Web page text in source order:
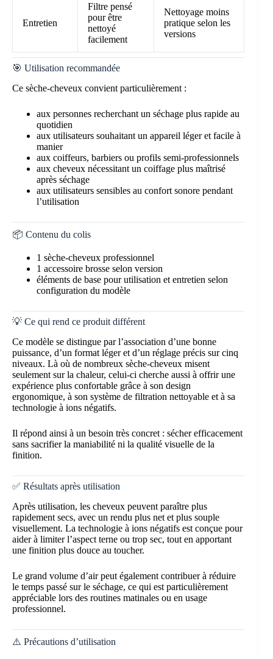
Entretien
Filtre pensé
pour être
nettoyé
facilement
Nettoyage moins
pratique selon les
versions
🎯 Utilisation recommandée
Ce sèche-cheveux convient particulièrement :
aux personnes recherchant un séchage plus rapide au
quotidien
aux utilisateurs souhaitant un appareil léger et facile à
manier
aux coiffeurs, barbiers ou profils semi-professionnels
aux cheveux nécessitant un coiffage plus maîtrisé
après séchage
aux utilisateurs sensibles au confort sonore pendant
l’utilisation
📦 Contenu du colis
1 sèche-cheveux professionnel
1 accessoire brosse selon version
éléments de base pour utilisation et entretien selon
configuration du modèle
💡 Ce qui rend ce produit différent
Ce modèle se distingue par l’association d’une bonne
puissance, d’un format léger et d’un réglage précis sur cinq
niveaux. Là où de nombreux sèche-cheveux misent
seulement sur la chaleur, celui-ci cherche aussi à offrir une
expérience plus confortable grâce à son design
ergonomique, à son système de filtration nettoyable et à sa
technologie à ions négatifs.
Il répond ainsi à un besoin très concret : sécher efficacement
sans sacrifier la maniabilité ni la qualité visuelle de la
finition.
✅ Résultats après utilisation
Après utilisation, les cheveux peuvent paraître plus
rapidement secs, avec un rendu plus net et plus souple
visuellement. La technologie à ions négatifs est conçue pour
aider à limiter l’aspect terne ou trop sec, tout en apportant
une finition plus douce au toucher.
Le grand volume d’air peut également contribuer à réduire
le temps passé sur le séchage, ce qui est particulièrement
appréciable lors des routines matinales ou en usage
professionnel.
⚠️ Précautions d’utilisation